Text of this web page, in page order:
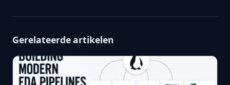
Gerelateerde artikelen